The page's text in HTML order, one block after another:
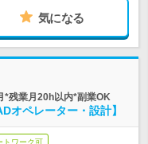
気になる
*残業月20h以内*副業OK
オペレーター・設計】
トワーク可